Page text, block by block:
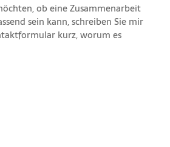
ob eine Zusammenarbeit
sein kann, schreiben Sie mir
kurz, worum es